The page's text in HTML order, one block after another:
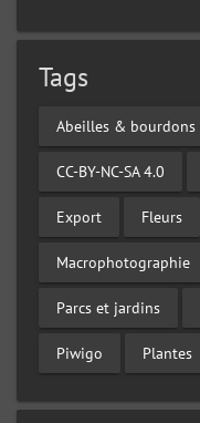
Tags
Abeilles & bourdons
CC-BY-NC-SA 4.0
Export Fleurs
Macrophotographie
Parcs et jardins
Piwigo Plantes